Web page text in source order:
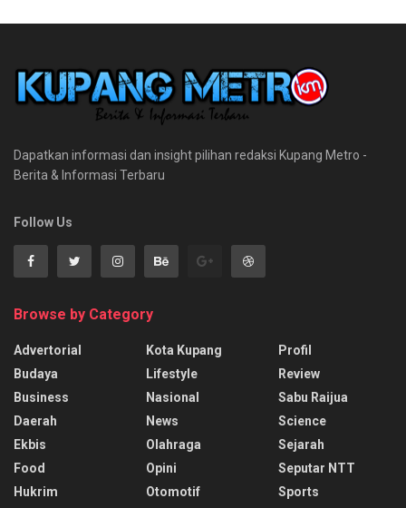
Dapatkan informasi dan insight pilihan redaksi Kupang Metro -
Berita & Informasi Terbaru
Follow Us
Browse by Category
Advertorial
Budaya
Business
Daerah
Ekbis
Food
Hukrim
Kota Kupang
Lifestyle
Nasional
News
Olahraga
Opini
Otomotif
Profil
Review
Sabu Raijua
Science
Sejarah
Seputar NTT
Sports